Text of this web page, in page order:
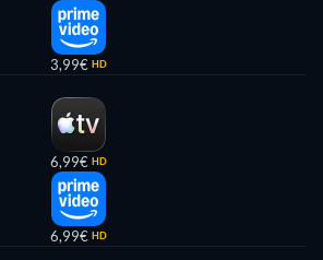
3,99€ HD
6,99€ HD
6,99€ HD